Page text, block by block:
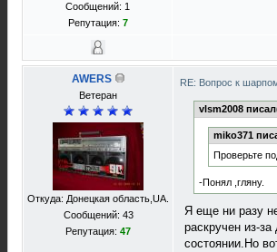
Сообщений: 1
Репутация: 7
AWERS
Ветеран
Откуда: Донецкая область,UA.
Сообщений: 43
Репутация: 47
RE: Вопрос к
vlsm2008
miko371
Проверьте
-Понял ,гляну.
Я еще ни разу
раскручен из-
состоянии.Но